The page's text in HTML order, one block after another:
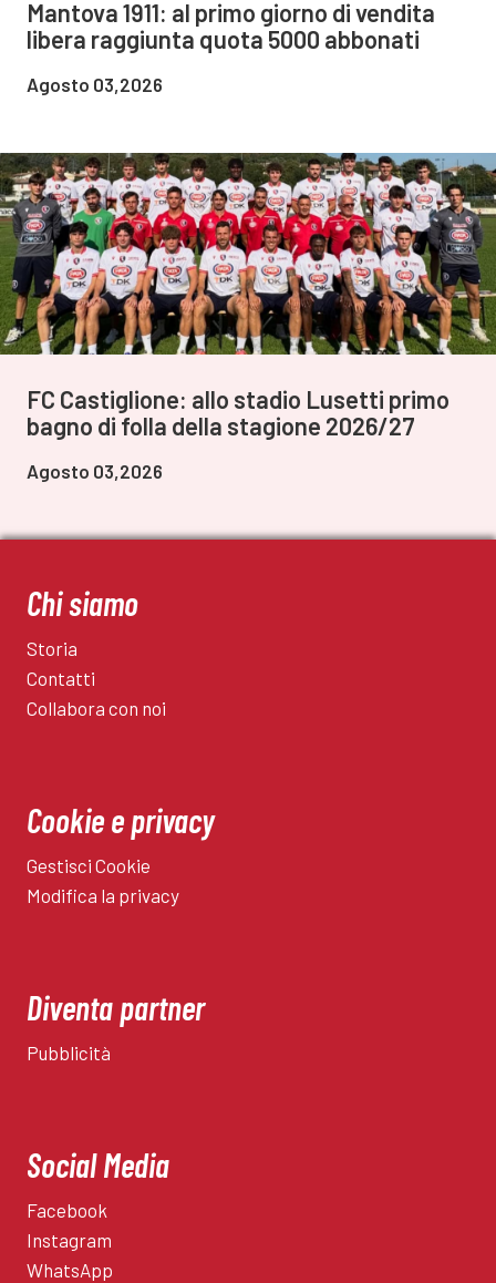
Mantova 1911: al primo giorno di vendita
libera raggiunta quota 5000 abbonati
Agosto 03,2026
FC Castiglione: allo stadio Lusetti primo
bagno di folla della stagione 2026/27
Agosto 03,2026
Chi siamo
Storia
Contatti
Collabora con noi
Cookie e privacy
Gestisci Cookie
Modifica la privacy
Diventa partner
Pubblicità
Social Media
Facebook
Instagram
WhatsApp